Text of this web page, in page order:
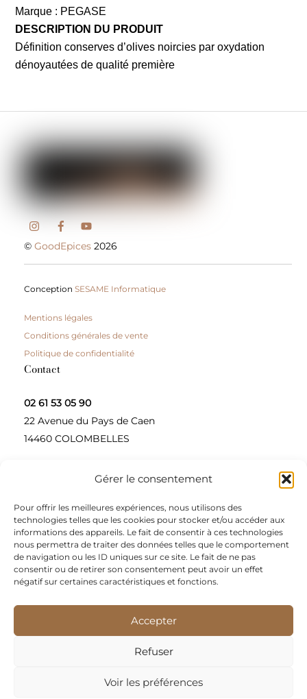
Gérer le consentement
Pour offrir les meilleures expériences, nous utilisons des
technologies telles que les cookies pour stocker et/ou accéder aux
informations des appareils. Le fait de consentir à ces technologies
nous permettra de traiter des données telles que le comportement
de navigation ou les ID uniques sur ce site. Le fait de ne pas
consentir ou de retirer son consentement peut avoir un effet
négatif sur certaines caractéristiques et fonctions.
Accepter
Refuser
Voir les préférences
Marque : PEGASE
DESCRIPTION DU PRODUIT
Définition conserves d’olives noircies par oxydation
dénoyautées de qualité première
©GoodEpices 2026
ConceptionSESAME Informatique
Mentions légales
Conditions générales de vente
Politique de confidentialité
Contact
02 61 53 05 90
22 Avenue du Pays de Caen
14460 COLOMBELLES
Contactez-nous
A propos
Une entreprise à taille humaine, concepteur et
fournisseur de produits alimentaires et d’épices pour
les restaurateurs, dont le siège social est à Colombelles
Nous sommes apporteurs d’idées, de solutions, et
répondons présents pour les demandes spécifiques des